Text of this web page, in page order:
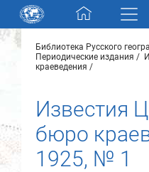
Skip navigation
Разделы и коллекции
Новости
Библиотека Русского
Периодические издания
краеведения
Известия
бюро
1925, № 1